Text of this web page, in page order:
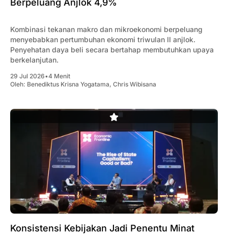
Berpeluang Anjlok 4,9%
Kombinasi tekanan makro dan mikroekonomi berpeluang
menyebabkan pertumbuhan ekonomi triwulan II anjlok.
Penyehatan daya beli secara bertahap membutuhkan upaya
berkelanjutan.
29 Jul 2026•4 Menit
Oleh: Benediktus Krisna Yogatama, Chris Wibisana
Konsistensi Kebijakan Jadi Penentu Minat